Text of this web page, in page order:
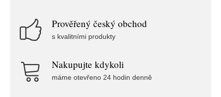
Prověřený český obchod
s kvalitními produkty
Nakupujte kdykoli
máme otevřeno 24 hodin denně